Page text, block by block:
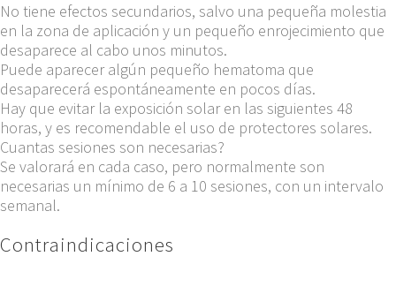
No tiene efectos secundarios, salvo una pequeña molestia
en la zona de aplicación y un pequeño enrojecimiento que
desaparece al cabo unos minutos.
Puede aparecer algún pequeño hematoma que
desaparecerá espontáneamente en pocos días.
Hay que evitar la exposición solar en las siguientes 48
horas, y es recomendable el uso de protectores solares.
Cuantas sesiones son necesarias?
Se valorará en cada caso, pero normalmente son
necesarias un mínimo de 6 a 10 sesiones, con un intervalo
semanal.
Contraindicaciones